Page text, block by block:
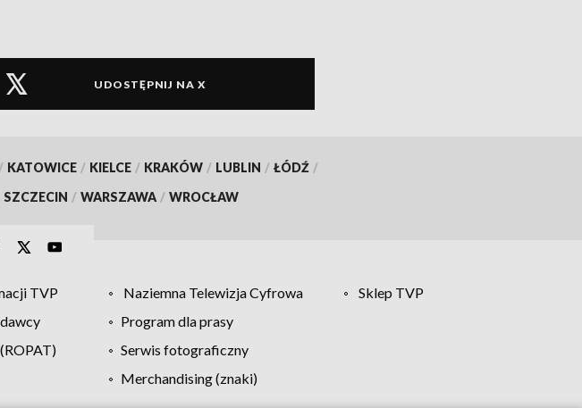
UDOSTĘPNIJ NA X
/ KATOWICE / KIELCE / KRAKÓW / LUBLIN / ŁÓDŹ /
SZCZECIN / WARSZAWA / WROCŁAW
TVP Naziemna Telewizja Cyfrowa
Sklep TVP
Program dla prasy
Serwis fotograficzny
Merchandising (znaki)